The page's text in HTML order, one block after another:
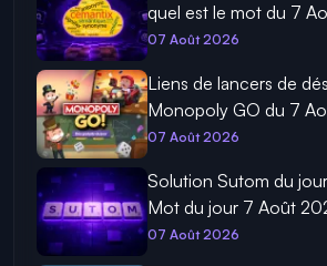
quel est le mot du 7
07 Août 2026
Liens de lancers de
Monopoly GO du 7
07 Août 2026
Solution Sutom du
Mot du jour 7 Août
07 Août 2026